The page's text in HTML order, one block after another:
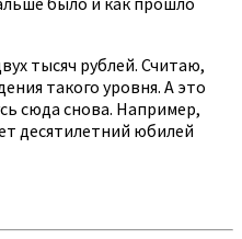
тысяч рублей. Считаю,
такого уровня. А это
сюда снова. Например,
десятилетний юбилей